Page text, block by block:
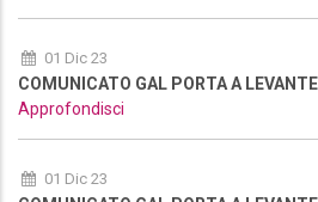
01 Dic 23
COMUNICATO GAL PORTA A LEVANTE
Approfondisci
01 Dic 23